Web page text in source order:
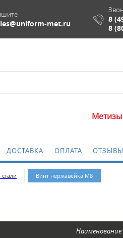
met.ru
8
8
Метизы и
ДОСТАВКА ОПЛАТА ОТЗЫВЫ
Винт нержавейка М8
Наименование